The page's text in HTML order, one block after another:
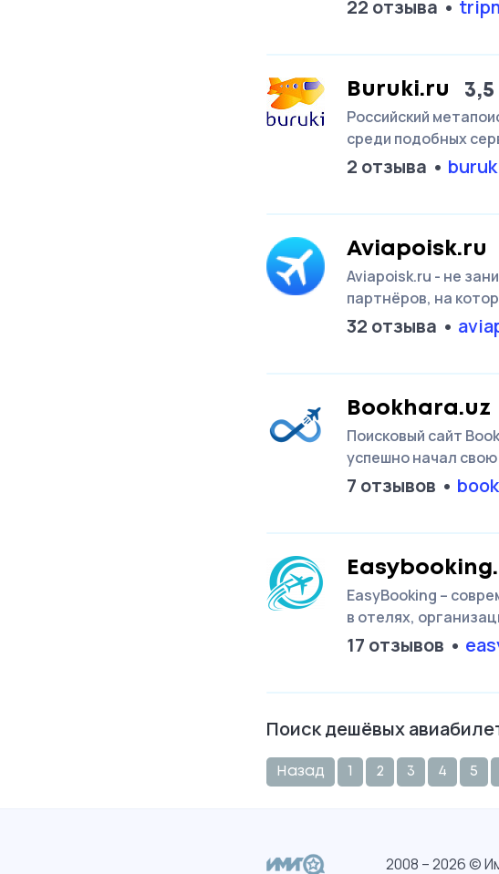
22 отзыва
Buruki.ru 3,5
Российский
среди подобных
2 отзыва
Aviapoisk.ru
Aviapoisk.ru - не
партнёров, на
32 отзыва
Bookhara.uz
Поисковый сайт
успешно начал
7 отзывов
EasyBooking –
в отелях,
17 отзывов
Поиск дешёвых
Назад 1 2 3 4 5
2008 – 2026 ©